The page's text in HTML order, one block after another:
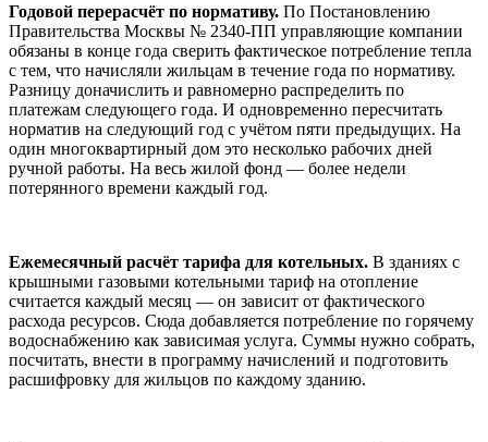
Годовой перерасчёт по нормативу. По Постановлению
Правительства Москвы № 2340-ПП управляющие компании
обязаны в конце года сверить фактическое потребление тепла
с тем, что начисляли жильцам в течение года по нормативу.
Разницу доначислить и равномерно распределить по
платежам следующего года. И одновременно пересчитать
норматив на следующий год с учётом пяти предыдущих. На
один многоквартирный дом это несколько рабочих дней
ручной работы. На весь жилой фонд — более недели
потерянного времени каждый год.
Ежемесячный расчёт тарифа для котельных. В зданиях с
крышными газовыми котельными тариф на отопление
считается каждый месяц — он зависит от фактического
расхода ресурсов. Сюда добавляется потребление по горячему
водоснабжению как зависимая услуга. Суммы нужно собрать,
посчитать, внести в программу начислений и подготовить
расшифровку для жильцов по каждому зданию.